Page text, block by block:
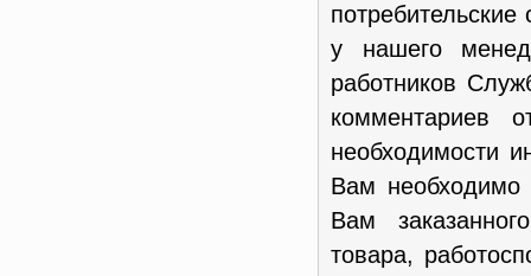
у нашего
работников
комментариев
необходимости
Вам
Вам
товара,